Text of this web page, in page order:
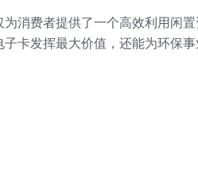
为消费者提供了一个高效利用闲
卡发挥最大价值，还能为环保